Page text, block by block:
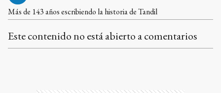
Más de 143 años escribiendo la historia de Tandil
Este contenido no está abierto a comentarios